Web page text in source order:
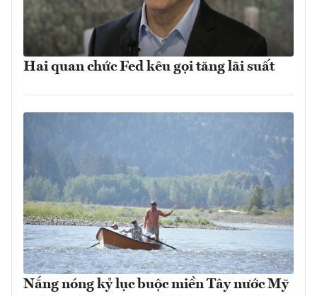
Hai quan chức Fed kêu gọi tăng lãi suất
Nắng nóng kỷ lục buộc miền Tây nước Mỹ